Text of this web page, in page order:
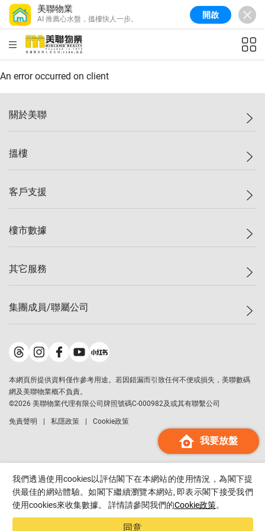
美聯物業
AI 推薦心水盤，搵樓快人一步。 開啟
我們透過使用cookies以評估閣下在本網站的使用情況，為閣下提
供最佳的網站體驗。如閣下繼續瀏覽本網站, 即表示閣下接受我們
使用cookies來收集數據。 詳情請參閱我們的Cookie政策。
同意
HKD
An error occurred on client
我要放盤
關於美聯
美聯集團
人才招募
搵樓
一手新盤
減價
美聯豪宅
獨家樓盤
租盤
客戶支援
自助放盤
查詢熱線
按揭計算機
負擔能力計算機
轉按計算機
繳款方式
樓市數據
樓價指數
歷史成交
屋苑成交排行榜
地區百科
其它服務
屋苑專頁
美聯精英會
美善會
地產代理管理協會
申報已遞交的購樓意向登記
集團成員/聯屬公司
美聯物業
鋑聯控股*
美聯工商舖*
美聯中國
美聯澳門
美聯金融集團
美聯測量師行
香港置業
經絡按揭
本網頁所提供資料僅作參考用途。若因錯漏而引致任何不便或損失，美聯數碼
網及美聯物業概不負責。
©2026 美聯物業代理有限公司牌照號碼C-000982及或其有聯繫公司
免責聲明 私隱政策 Cookie政策